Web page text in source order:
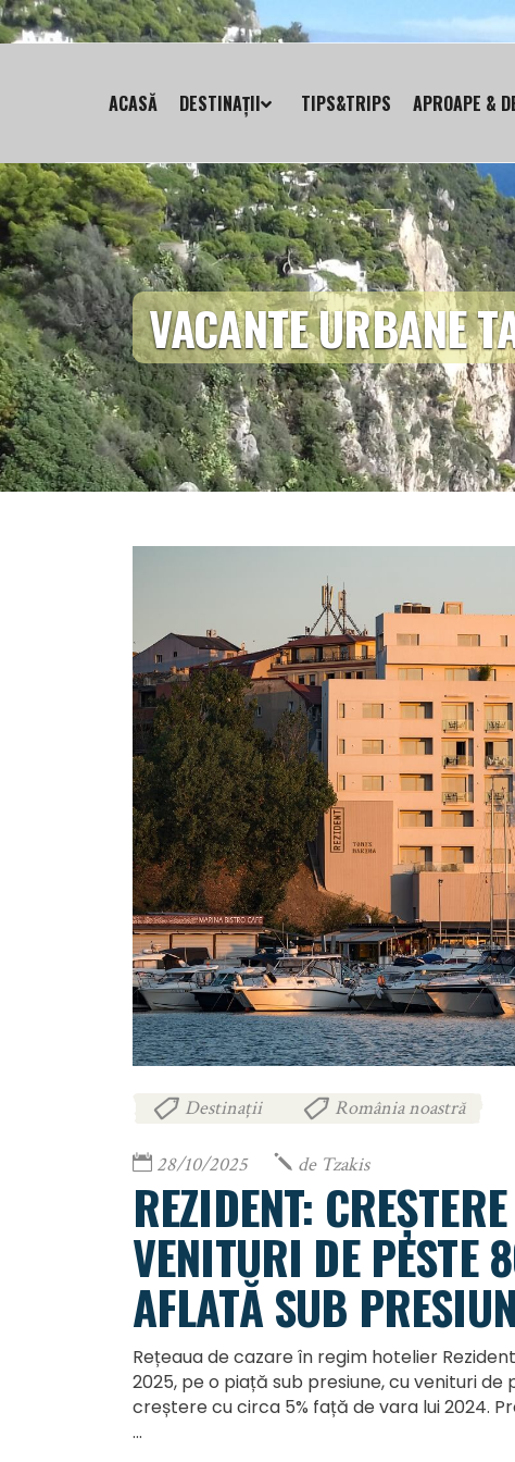
ACASĂ DESTINAȚII TIPS&TRIPS APROAPE &
VACANTE URBANE
Destinații România noastră
28/10/2025 de Tzakis
REZIDENT:
VENITURI DE
AFLATĂ SUB
Rețeaua de cazare în regim hotelier
2025, pe o piață sub presiune, cu venituri
creștere cu circa 5% față de vara lui 2024.